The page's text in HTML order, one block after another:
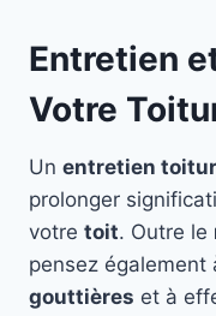
Entretien
Votre
Un entretien
prolonger
votre toit. Outre le
pensez également
gouttières et à